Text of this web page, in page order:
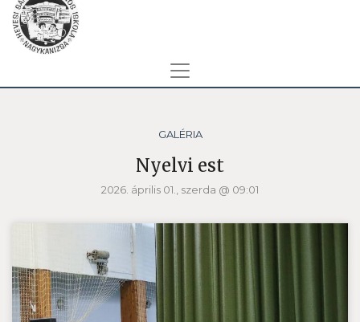
GALÉRIA
Nyelvi est
2026. április 01., szerda @ 09:01